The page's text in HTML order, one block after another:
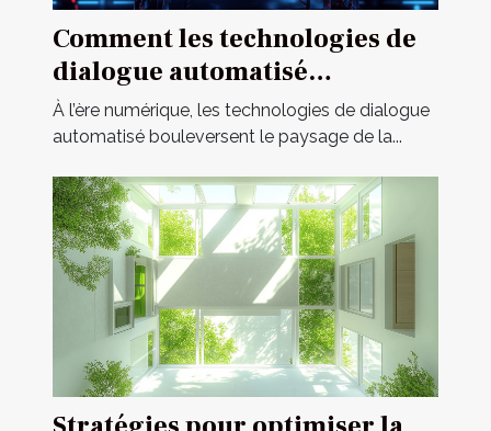
Comment les technologies de
dialogue automatisé
révolutionnent-elles la
communication en ligne ?
À l’ère numérique, les technologies de dialogue
automatisé bouleversent le paysage de la...